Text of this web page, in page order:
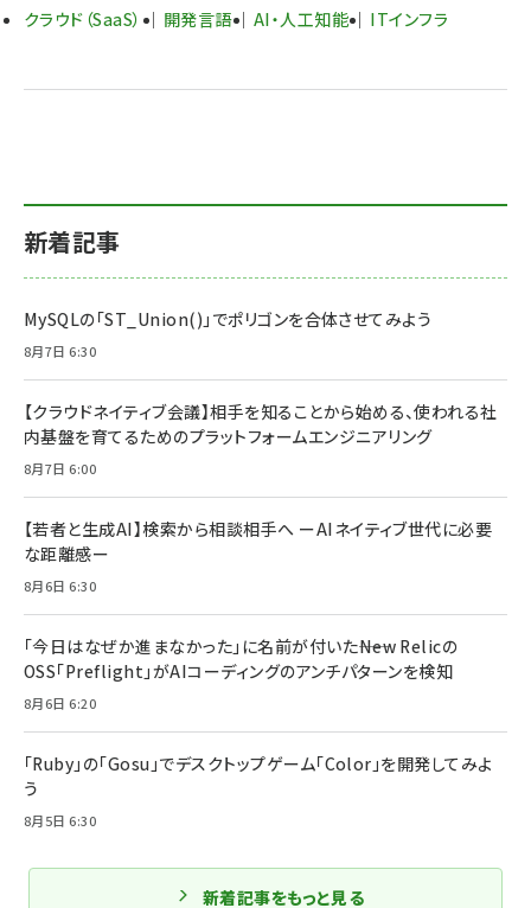
クラウド（SaaS） 開発言語 AI・人工知能 ITインフラ
新着記事
MySQLの「ST_Union()」でポリゴンを合体させてみよう
8月7日 6:30
【クラウドネイティブ会議】相手を知ることから始める、使われる社
内基盤を育てるためのプラットフォームエンジニアリング
8月7日 6:00
【若者と生成AI】検索から相談相手へ ーAIネイティブ世代に必要
な距離感ー
8月6日 6:30
「今日はなぜか進まなかった」に名前が付いた――New Relicの
OSS「Preflight」がAIコーディングのアンチパターンを検知
8月6日 6:20
「Ruby」の「Gosu」でデスクトップゲーム「Color」を開発してみよ
う
8月5日 6:30
新着記事をもっと見る